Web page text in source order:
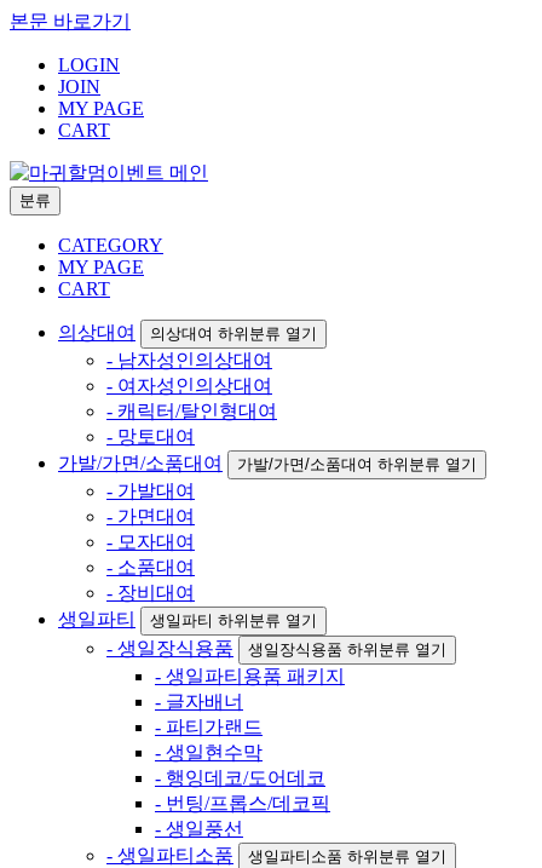
본문 바로가기
LOGIN
JOIN
MY PAGE
CART
분류
CATEGORY
MY PAGE
CART
의상대여 의상대여 하위분류 열기
- 남자성인의상대여
- 여자성인의상대여
- 캐릭터/탈인형대여
- 망토대여
가발/가면/소품대여
가발/가면/소품대여 하위분류 열기
- 가발대여
- 가면대여
- 모자대여
- 소품대여
- 장비대여
생일파티
생일파티 하위분류 열기
- 생일장식용품 생일장식용품 하위분류 열기
- 생일파티용품 패키지
- 글자배너
- 파티가랜드
- 생일현수막
- 행잉데코/도어데코
- 번팅/프롭스/데코픽
- 생일풍선
- 생일파티소품
생일파티소품 하위분류 열기